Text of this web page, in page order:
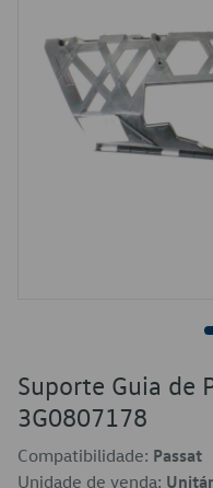
Suporte Guia de
3G0807178
Compatibilidade: Passat
Unidade de venda: